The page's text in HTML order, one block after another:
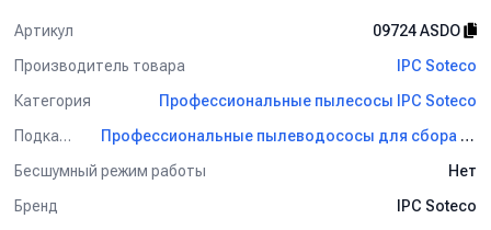
- Насадка для мебели / обивки.
- Круглая насадка-щетка.
Артикул
09724 ASDO
Производитель товара
IPC Soteco
Категория
Профессиональные пылесосы IPC Soteco
Подкатегория
Профессиональные пылеводососы для сбора сухой и жидкой грязи IPC Soteco
Бесшумный режим работы
Нет
Бренд
IPC Soteco